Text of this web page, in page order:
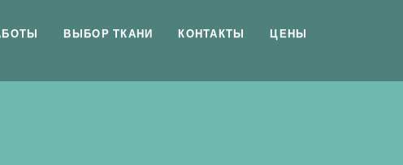
ВЫБОР ТКАНИ КОНТАКТЫ ЦЕНЫ